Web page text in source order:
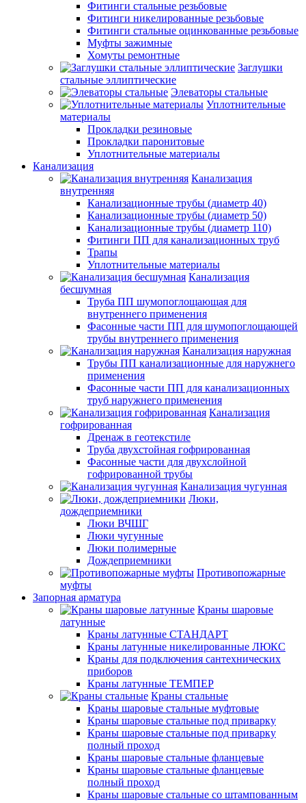
Фитинги стальные резьбовые
Фитинги никелированные резьбовые
Фитинги стальные оцинкованные резьбовые
Муфты зажимные
Хомуты ремонтные
Заглушки
стальные эллиптические
Элеваторы стальные
Уплотнительные
материалы
Прокладки резиновые
Прокладки паронитовые
Уплотнительные материалы
Канализация
Канализация
внутренняя
Канализационные трубы (диаметр 40)
Канализационные трубы (диаметр 50)
Канализационные трубы (диаметр 110)
Фитинги ПП для канализационных труб
Трапы
Уплотнительные материалы
Канализация
бесшумная
Труба ПП шумопоглощающая для
внутреннего применения
Фасонные части ПП для шумопоглощающей
трубы внутреннего применения
Канализация наружная
Трубы ПП канализационные для наружнего
применения
Фасонные части ПП для канализационных
труб наружнего применения
Канализация
гофрированная
Дренаж в геотекстиле
Труба двухстойная гофрированная
Фасонные части для двухслойной
гофрированной трубы
Канализация чугунная
Люки,
дождеприемники
Люки ВЧШГ
Люки чугунные
Люки полимерные
Дождеприемники
Противопожарные
муфты
Запорная арматура
Краны шаровые
латунные
Краны латунные СТАНДАРТ
Краны латунные никелированные ЛЮКС
Краны для подключения сантехнических
приборов
Краны латунные ТЕМПЕР
Краны стальные
Краны шаровые стальные муфтовые
Краны шаровые стальные под приварку
Краны шаровые стальные под приварку
полный проход
Краны шаровые стальные фланцевые
Краны шаровые стальные фланцевые
полный проход
Краны шаровые стальные со штампованным